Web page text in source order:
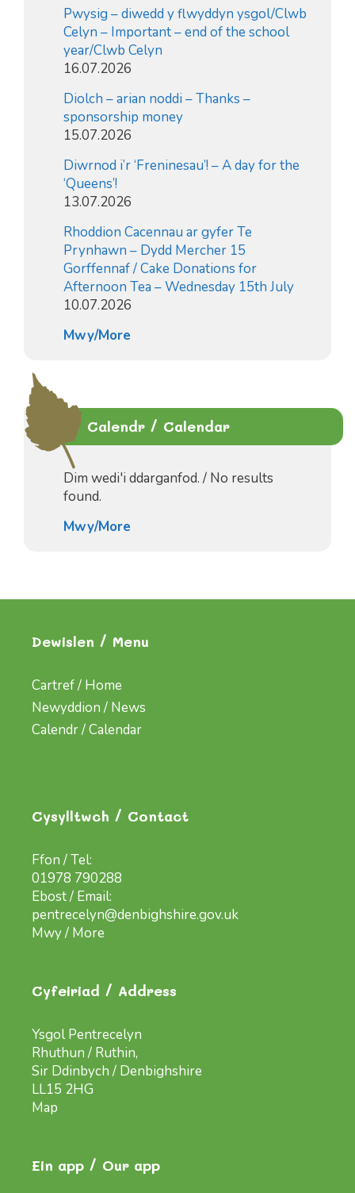
Pwysig – diwedd y flwyddyn ysgol/Clwb
Celyn – Important – end of the school
year/Clwb Celyn
16.07.2026
Diolch – arian noddi – Thanks –
sponsorship money
15.07.2026
Diwrnod i’r ‘Freninesau’! – A day for the
‘Queens’!
13.07.2026
Rhoddion Cacennau ar gyfer Te
Prynhawn – Dydd Mercher 15
Gorffennaf / Cake Donations for
Afternoon Tea – Wednesday 15th July
10.07.2026
Mwy/More
Calendr / Calendar
Dim wedi'i ddarganfod. / No results
found.
Mwy/More
Dewislen / Menu
Cartref / Home
Newyddion / News
Calendr / Calendar
Cysylltwch / Contact
Ffon / Tel:
01978 790288
Ebost / Email:
pentrecelyn@denbighshire.gov.uk
Mwy / More
Cyfeiriad / Address
Ysgol Pentrecelyn
Rhuthun / Ruthin,
Sir Ddinbych / Denbighshire
LL15 2HG
Map
Ein app / Our app